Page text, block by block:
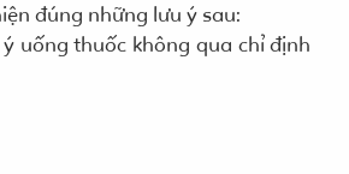
đúng những lưu ý sau:
uống thuốc không qua chỉ định